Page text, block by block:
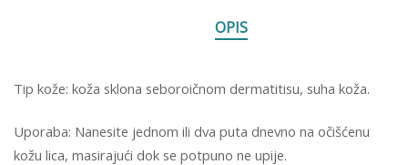
OPIS
Tip kože: koža sklona seboroičnom dermatitisu, suha koža.
Uporaba: Nanesite jednom ili dva puta dnevno na očišćenu
kožu lica, masirajući dok se potpuno ne upije.